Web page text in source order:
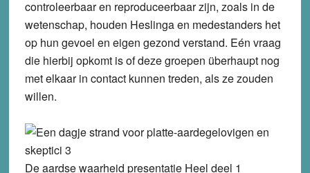
controleerbaar en reproduceerbaar zijn, zoals in de
wetenschap, houden Heslinga en medestanders het
op hun gevoel en eigen gezond verstand. Eén vraag
die hierbij opkomt is of deze groepen überhaupt nog
met elkaar in contact kunnen treden, als ze zouden
willen.
De aardse waarheid presentatie Heel deel 1